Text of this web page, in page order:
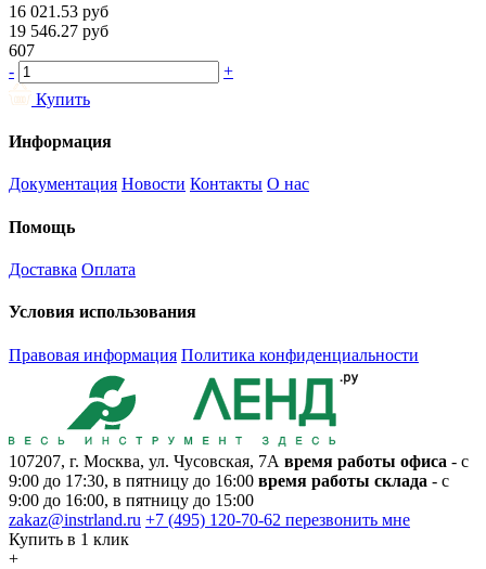
16 021.53 руб
19 546.27 руб
607
-
+
Купить
Информация
Документация Новости Контакты О нас
Помощь
Доставка Оплата
Условия использования
Правовая информация Политика конфиденциальности
107207, г. Москва, ул. Чусовская, 7А время работы офиса - с
9:00 до 17:30, в пятницу до 16:00 время работы склада - с
9:00 до 16:00, в пятницу до 15:00
zakaz@instrland.ru +7 (495) 120-70-62 перезвонить мне
Купить в 1 клик
+